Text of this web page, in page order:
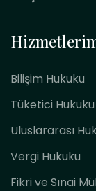
Bilişim Hukuku
Tüketici Hukuku
Uluslararası
Vergi Hukuku
Fikri ve Sınai